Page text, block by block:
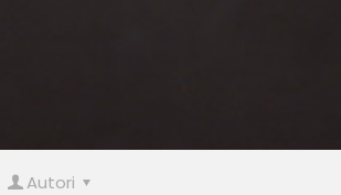
Autori